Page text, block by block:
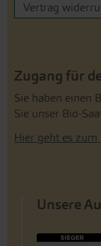
Vertrag
Zugang für
Sie haben einen
Sie unser Bio-
Hier geht es zum
Unsere